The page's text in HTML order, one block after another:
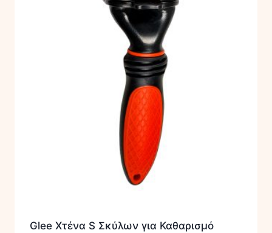
Glee Χτένα S Σκύλων για Καθαρισμό